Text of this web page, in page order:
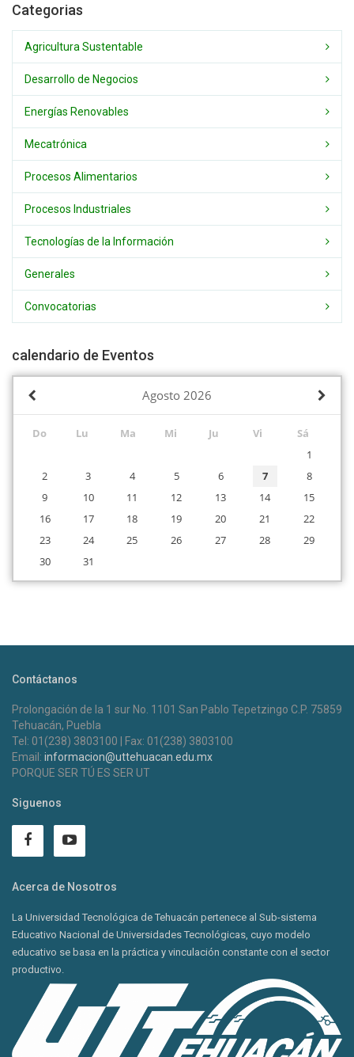
Categorias
Agricultura Sustentable
Desarrollo de Negocios
Energías Renovables
Mecatrónica
Procesos Alimentarios
Procesos Industriales
Tecnologías de la Información
Generales
Convocatorias
calendario de Eventos
Agosto 2026
Do Lu Ma Mi Ju Vi
Sá
1
2
3 4 5 6 7
8
9
10 11 12 13 14
15
16
17 18 19 20 21
22
23
24 25 26 27 28
29
30
31
Contáctanos
Prolongación de la 1 sur No. 1101 San Pablo Tepetzingo C.P. 75859
Tehuacán, Puebla
Tel: 01(238) 3803100 | Fax: 01(238) 3803100
Email: informacion@uttehuacan.edu.mx
PORQUE SER TÚ ES SER UT
Siguenos
Acerca de Nosotros
La Universidad Tecnológica de Tehuacán pertenece al Sub-sistema
Educativo Nacional de Universidades Tecnológicas, cuyo modelo
educativo se basa en la práctica y vinculación constante con el sector
productivo.